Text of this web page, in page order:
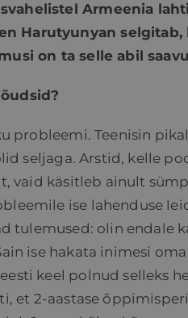
Armeenia
Harutyunyan
on ta selle abil
probleemi. Teenisin
seljaga. Arstid, kelle
vaid käsitleb ainult
ise lahenduse
tulemused: olin endale
ise hakata inimesi
keel polnud selleks
et 2-aastase